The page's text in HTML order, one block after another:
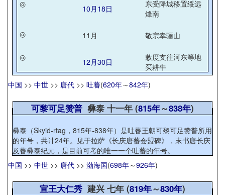
◎ 10月18日
东受降城移置绥远
烽南
◎
11月 敬宗幸骊山
◎ 12月30日
敕度支往河东等地
买耕牛
中国 >> 中世 >> 唐代 >> 吐蕃(620年～842年)
可黎可足赞普彝泰 十一年 (815年～838年)
彝泰（Skyid-rtag，815年-838年）是吐蕃王朝可黎可足赞普所用
的年号，共计24年。见于拉萨《长庆唐蕃会盟碑》，末书唐长庆
及蕃彝泰纪元，是目前可考的唯一一个吐蕃的年号。
中国 >> 中世 >> 唐代 >> 渤海国(698年～926年)
宣王大仁秀建兴 七年 (819年～830年)